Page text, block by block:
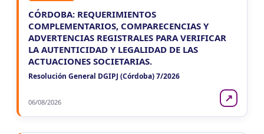
CÓRDOBA: REQUERIMIENTOS
COMPLEMENTARIOS, COMPARECENCIAS Y
ADVERTENCIAS REGISTRALES PARA VERIFICAR
LA AUTENTICIDAD Y LEGALIDAD DE LAS
ACTUACIONES SOCIETARIAS.
Resolución General DGIPJ (Córdoba) 7/2026
06/08/2026 ↗